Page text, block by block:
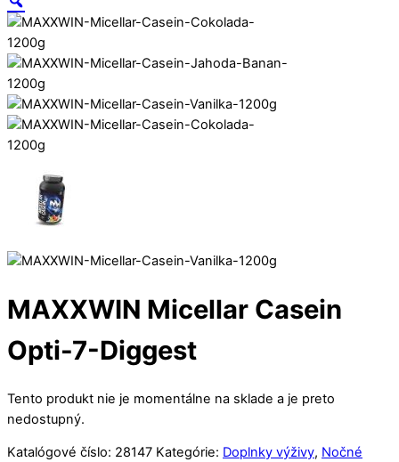
MAXXWIN Micellar Casein
Opti-7-Diggest
Tento produkt nie je momentálne na sklade a je preto
nedostupný.
Katalógové číslo: 28147 Kategórie: Doplnky výživy, Nočné